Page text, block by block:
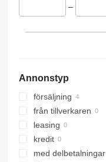
–
Annonstyp
försäljning
från tillverkaren
leasing
kredit
med delbetalningar